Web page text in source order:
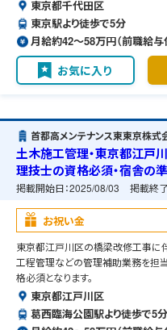
東京都千代田区
東京駅より徒歩で5分
月給約42〜58万円（前職給与
お気に入り
首都高メンテナンス東東京株式
土木施工管理・東京都江戸
理技士の資格必須・宿舎の
掲載開始日：2025/08/03 掲載終
お祝い金
東京都江戸川区の橋梁改修工事に
工程管理などの管理補助業務を担
格必須となります。
東京都江戸川区
葛西臨海公園駅より徒歩で5分